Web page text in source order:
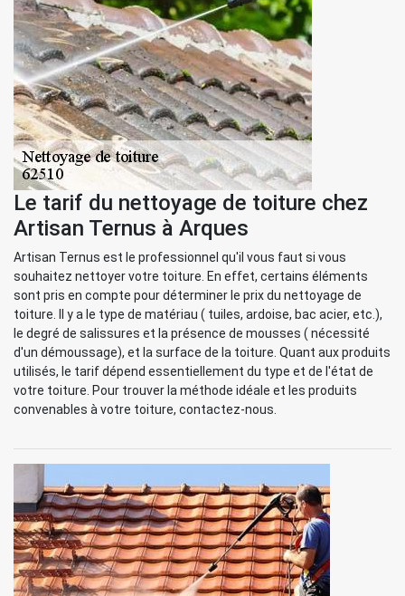
Le tarif du nettoyage de toiture chez
Artisan Ternus à Arques
Artisan Ternus est le professionnel qu'il vous faut si vous
souhaitez nettoyer votre toiture. En effet, certains éléments
sont pris en compte pour déterminer le prix du nettoyage de
toiture. Il y a le type de matériau ( tuiles, ardoise, bac acier, etc.),
le degré de salissures et la présence de mousses ( nécessité
d'un démoussage), et la surface de la toiture. Quant aux produits
utilisés, le tarif dépend essentiellement du type et de l'état de
votre toiture. Pour trouver la méthode idéale et les produits
convenables à votre toiture, contactez-nous.